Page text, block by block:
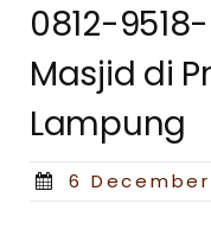
0812-
Masjid di
Lampung
Posted
6 December